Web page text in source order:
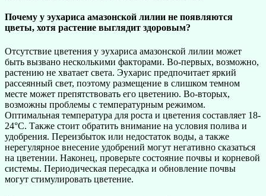
Почему у эухариса амазонской лилии не появляются
цветы, хотя растение выглядит здоровым?
Отсутствие цветения у эухариса амазонской лилии может
быть вызвано несколькими факторами. Во-первых, возможно,
растению не хватает света. Эухарис предпочитает яркий
рассеянный свет, поэтому размещение в слишком темном
месте может препятствовать его цветению. Во-вторых,
возможны проблемы с температурным режимом.
Оптимальная температура для роста и цветения составляет 18-
24°C. Также стоит обратить внимание на условия полива и
удобрения. Переизбыток или недостаток воды, а также
нерегулярное внесение удобрений могут негативно сказаться
на цветении. Наконец, проверьте состояние почвы и корневой
системы. Периодическая пересадка и обновление почвы
могут стимулировать цветение.